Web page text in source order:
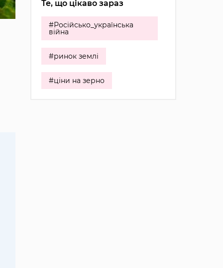
Те, що цікаво зараз
#Російсько_українська
війна
#ринок землі
#ціни на зерно